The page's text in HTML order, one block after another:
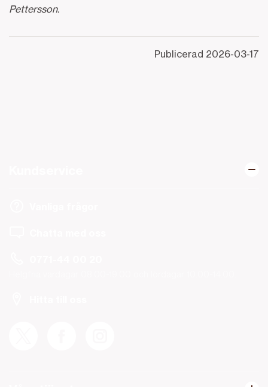
Pettersson.
Publicerad 2026-03-17